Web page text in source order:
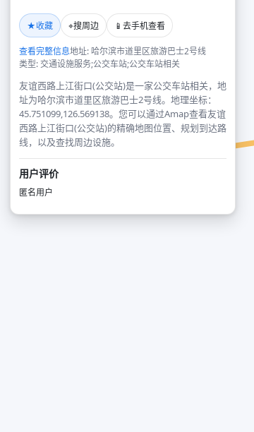
★收藏 ⌖搜周边 📱 去手机查看
查看完整信息地址: 哈尔滨市道里区旅游巴士2号线
类型: 交通设施服务;公交车站;公交车站相关
友谊西路上江街口(公交站)是一家公交车站相关，地
址为哈尔滨市道里区旅游巴士2号线。地理坐标：
45.751099,126.569138。您可以通过Amap查看友谊
西路上江街口(公交站)的精确地图位置、规划到达路
线，以及查找周边设施。
用户评价
匿名用户